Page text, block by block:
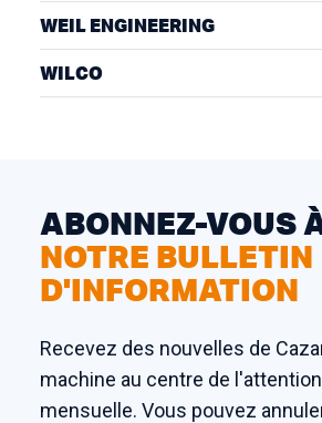
WEIL ENGINEERING
WILCO
ABONNEZ-VOUS
NOTRE BULLETIN
D'INFORMATION
Recevez des nouvelles de
machine au centre de
mensuelle. Vous pouvez